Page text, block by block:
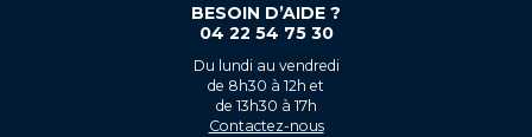
BESOIN D’AIDE ?
04 22 54 75 30
Du lundi au vendredi
de 8h30 à 12h et
de 13h30 à 17h
Contactez-nous